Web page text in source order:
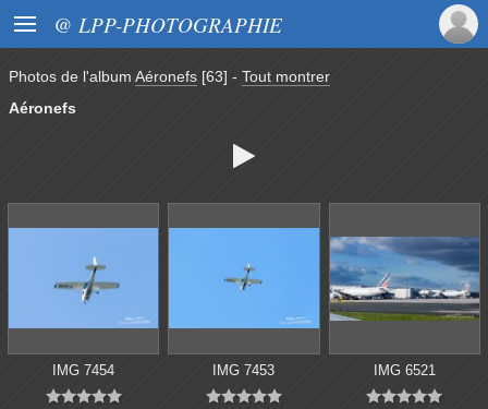
 @ LPP-PHOTOGRAPHIE
Photos de l'album Aéronefs [63] - Tout montrer
Aéronefs

IMG 7454

IMG 7453

IMG 6521
